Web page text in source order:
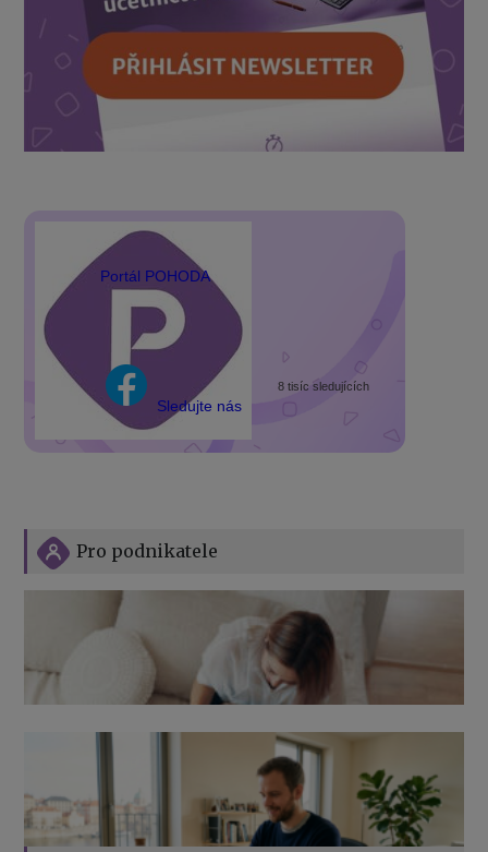
Portál POHODA
Sledujte nás
8 tisíc sledujících
Pro podnikatele